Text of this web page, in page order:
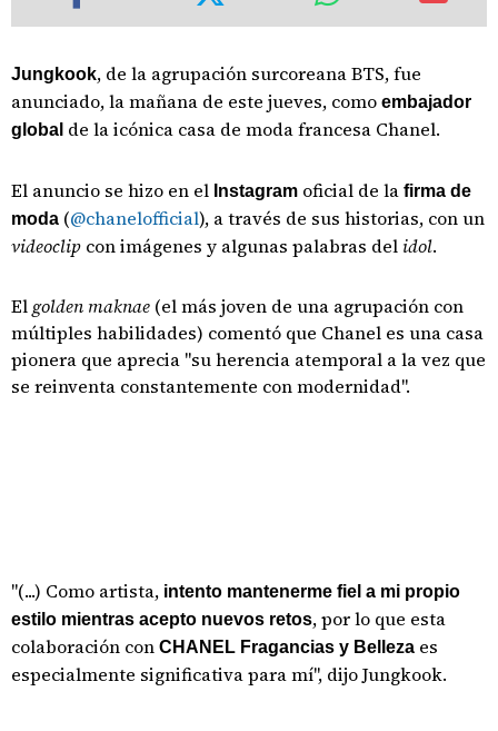
Jungkook, de la agrupación surcoreana BTS, fue
anunciado, la mañana de este jueves, como embajador
global de la icónica casa de moda francesa Chanel.
El anuncio se hizo en el Instagram oficial de la firma de
moda (@chanelofficial), a través de sus historias, con un
videoclip con imágenes y algunas palabras del idol.
Elgolden maknae (el más joven de una agrupación con
múltiples habilidades) comentó que Chanel es una casa
pionera que aprecia "su herencia atemporal a la vez que
se reinventa constantemente con modernidad".
"(...) Como artista, intento mantenerme fiel a mi propio
estilo mientras acepto nuevos retos, por lo que esta
colaboración con CHANEL Fragancias y Belleza es
especialmente significativa para mí", dijo Jungkook.